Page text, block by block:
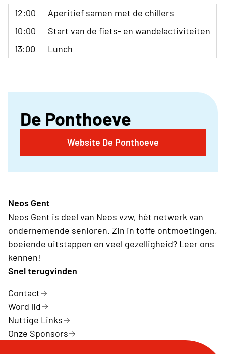
12:00
Aperitief samen met de chillers
10:00
Start van de fiets- en wandelactiviteiten
13:00
Lunch
De Ponthoeve
Website De Ponthoeve
Neos Gent
Neos Gent is deel van Neos vzw, hét netwerk van
ondernemende senioren. Zin in toffe ontmoetingen,
boeiende uitstappen en veel gezelligheid? Leer ons
kennen!
Snel terugvinden
Contact
Word lid
Nuttige Links
Onze Sponsors